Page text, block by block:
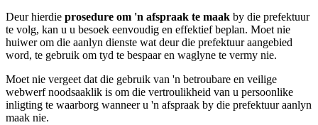
Deur hierdie prosedure om 'n afspraak te maak by die prefektuur
te volg, kan u u besoek eenvoudig en effektief beplan. Moet nie
huiwer om die aanlyn dienste wat deur die prefektuur aangebied
word, te gebruik om tyd te bespaar en waglyne te vermy nie.
Moet nie vergeet dat die gebruik van 'n betroubare en veilige
webwerf noodsaaklik is om die vertroulikheid van u persoonlike
inligting te waarborg wanneer u 'n afspraak by die prefektuur aanlyn
maak nie.